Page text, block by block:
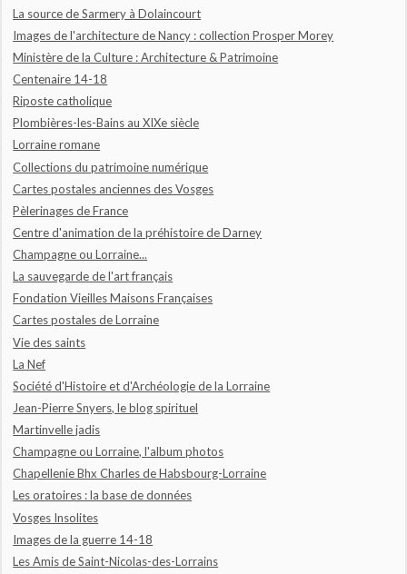
La source de Sarmery à Dolaincourt
Images de l'architecture de Nancy : collection Prosper Morey
Ministère de la Culture : Architecture & Patrimoine
Centenaire 14-18
Riposte catholique
Plombières-les-Bains au XIXe siècle
Lorraine romane
Collections du patrimoine numérique
Cartes postales anciennes des Vosges
Pèlerinages de France
Centre d'animation de la préhistoire de Darney
Champagne ou Lorraine...
La sauvegarde de l'art français
Fondation Vieilles Maisons Françaises
Cartes postales de Lorraine
Vie des saints
La Nef
Société d'Histoire et d'Archéologie de la Lorraine
Jean-Pierre Snyers, le blog spirituel
Martinvelle jadis
Champagne ou Lorraine, l'album photos
Chapellenie Bhx Charles de Habsbourg-Lorraine
Les oratoires : la base de données
Vosges Insolites
Images de la guerre 14-18
Les Amis de Saint-Nicolas-des-Lorrains